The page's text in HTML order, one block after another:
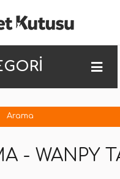
Arama
- WANPY